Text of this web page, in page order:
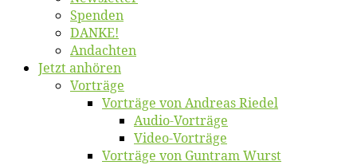
Spen­den
DANKE!
An­dach­ten
Jetzt an­hö­ren
Vor­trä­ge
Vor­trä­ge von An­dre­as Riedel
Au­dio-Vor­trä­ge
Vi­deo-Vor­trä­ge
Vor­trä­ge von Gun­tram Wurst